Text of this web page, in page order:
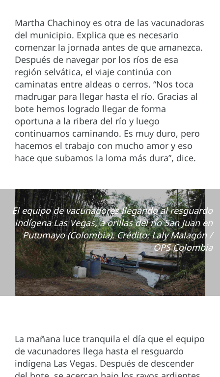
Martha Chachinoy es otra de las vacunadoras
del municipio. Explica que es necesario
comenzar la jornada antes de que amanezca.
Después de navegar por los ríos de esa
región selvática, el viaje continúa con
caminatas entre aldeas o cerros. “Nos toca
madrugar para llegar hasta el río. Gracias al
bote hemos logrado llegar de forma
oportuna a la ribera del río y luego
continuamos caminando. Es muy duro, pero
hacemos el trabajo con mucho amor y eso
hace que subamos la loma más dura”, dice.
El equipo de vacunadores llegando al resguardo
indígena Las Vegas, a orillas del río San Juan en
Putumayo (Colombia). Crédito: Laly Malagón /
OPS Colombia
La mañana luce tranquila el día que el equipo
de vacunadores llega hasta el resguardo
indígena Las Vegas. Después de descender